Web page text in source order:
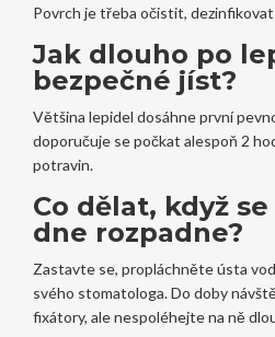
Povrch je třeba očistit,
Jak dlouho po
bezpečné jíst?
Většina lepidel dosáhne první
doporučuje se počkat alespoň 2
potravin.
Co dělat, když
dne rozpadne?
Zastavte se, propláchněte ústa
svého stomatologa. Do doby
fixátory, ale nespoléhejte na ně